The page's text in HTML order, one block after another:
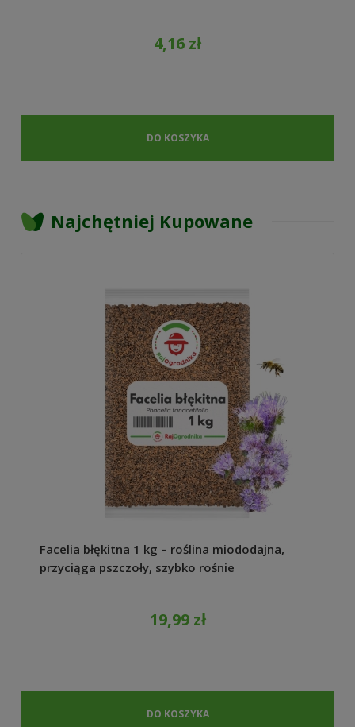
4,16 zł
DO KOSZYKA
Najchętniej Kupowane
Facelia błękitna 1 kg – roślina miododajna,
przyciąga pszczoły, szybko rośnie
19,99 zł
DO KOSZYKA